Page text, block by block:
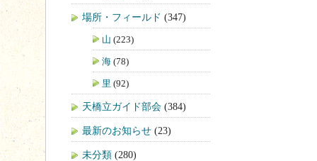
場所・フィールド (347)
山 (223)
海 (78)
里 (92)
天橋立ガイド部会 (384)
最新のお知らせ (23)
未分類 (280)